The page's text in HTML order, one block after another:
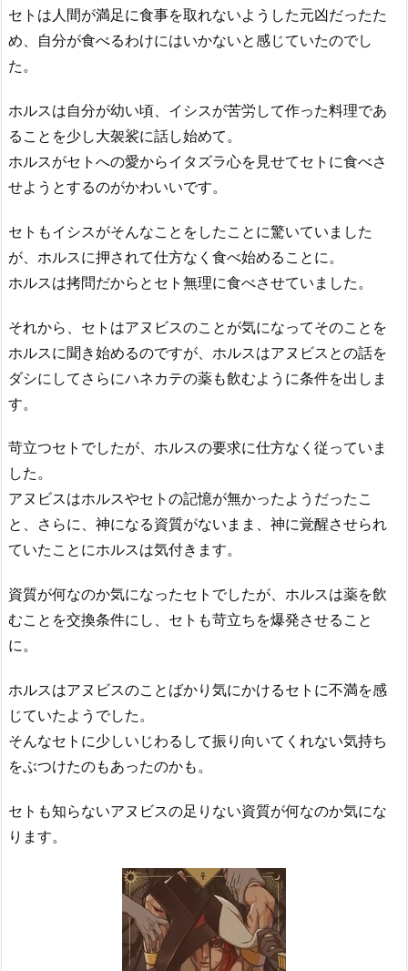
セトは人間が満足に食事を取れないようした元凶だったた
め、自分が食べるわけにはいかないと感じていたのでし
た。
ホルスは自分が幼い頃、イシスが苦労して作った料理であ
ることを少し大袈裟に話し始めて。
ホルスがセトへの愛からイタズラ心を見せてセトに食べさ
せようとするのがかわいいです。
セトもイシスがそんなことをしたことに驚いていました
が、ホルスに押されて仕方なく食べ始めることに。
ホルスは拷問だからとセト無理に食べさせていました。
それから、セトはアヌビスのことが気になってそのことを
ホルスに聞き始めるのですが、ホルスはアヌビスとの話を
ダシにしてさらにハネカテの薬も飲むように条件を出しま
す。
苛立つセトでしたが、ホルスの要求に仕方なく従っていま
した。
アヌビスはホルスやセトの記憶が無かったようだったこ
と、さらに、神になる資質がないまま、神に覚醒させられ
ていたことにホルスは気付きます。
資質が何なのか気になったセトでしたが、ホルスは薬を飲
むことを交換条件にし、セトも苛立ちを爆発させること
に。
ホルスはアヌビスのことばかり気にかけるセトに不満を感
じていたようでした。
そんなセトに少しいじわるして振り向いてくれない気持ち
をぶつけたのもあったのかも。
セトも知らないアヌビスの足りない資質が何なのか気にな
ります。